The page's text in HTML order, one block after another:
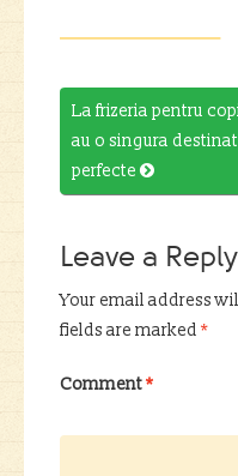
Post
La frizeria pentru
au o singura
perfecte 
Leave a Reply
Your email address
fields are marked *
Comment*